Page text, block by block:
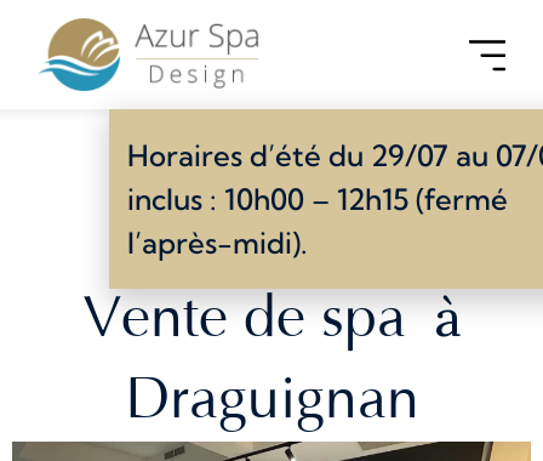
Vente de spaà
Draguignan
Horaires d’été du 29/07 au
inclus : 10h00 – 12h15 (fermé
l’après-midi).